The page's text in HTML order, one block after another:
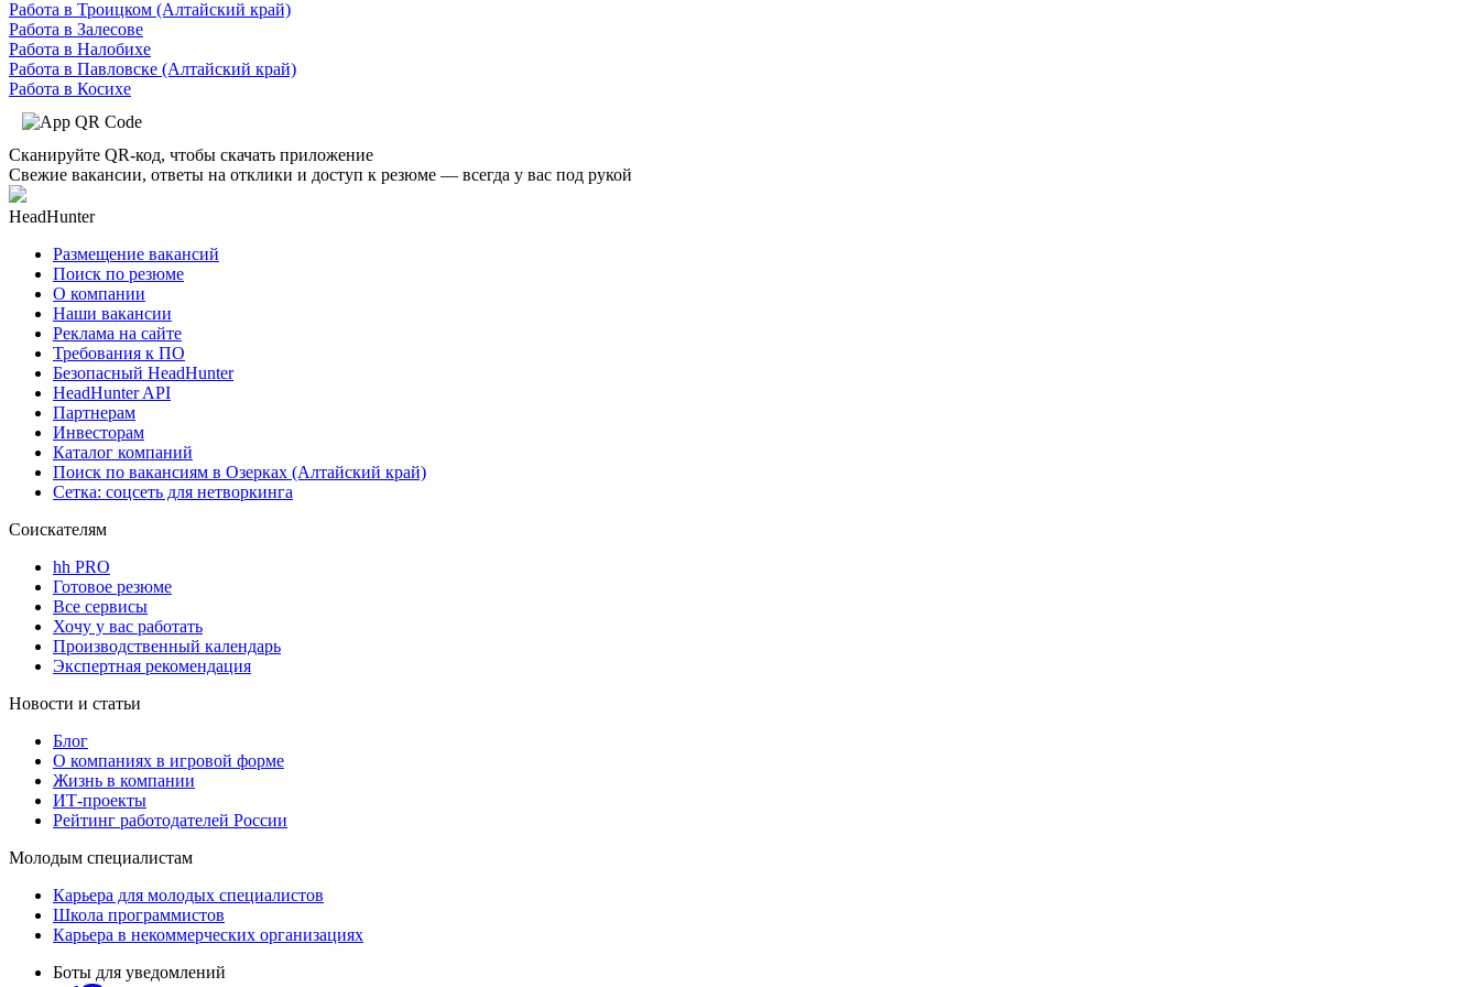
Работа в Троицком (Алтайский край)
Работа в Залесове
Работа в Налобихе
Работа в Павловске (Алтайский край)
Работа в Косихе
Сканируйте QR-код, чтобы скачать приложение
Свежие вакансии, ответы на отклики и доступ к резюме — всегда у вас под рукой
HeadHunter
Размещение вакансий
Поиск по резюме
О компании
Наши вакансии
Реклама на сайте
Требования к ПО
Безопасный HeadHunter
HeadHunter API
Партнерам
Инвесторам
Каталог компаний
Поиск по вакансиям в Озерках (Алтайский край)
Сетка: соцсеть для нетворкинга
Соискателям
hh PRO
Готовое резюме
Все сервисы
Хочу у вас работать
Производственный календарь
Экспертная рекомендация
Новости и статьи
Блог
О компаниях в игровой форме
Жизнь в компании
ИТ-проекты
Рейтинг работодателей России
Молодым специалистам
Карьера для молодых специалистов
Школа программистов
Карьера в некоммерческих организациях
Боты для уведомлений